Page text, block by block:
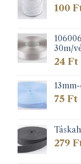
100
30m/
24 Ft
75 Ft
279